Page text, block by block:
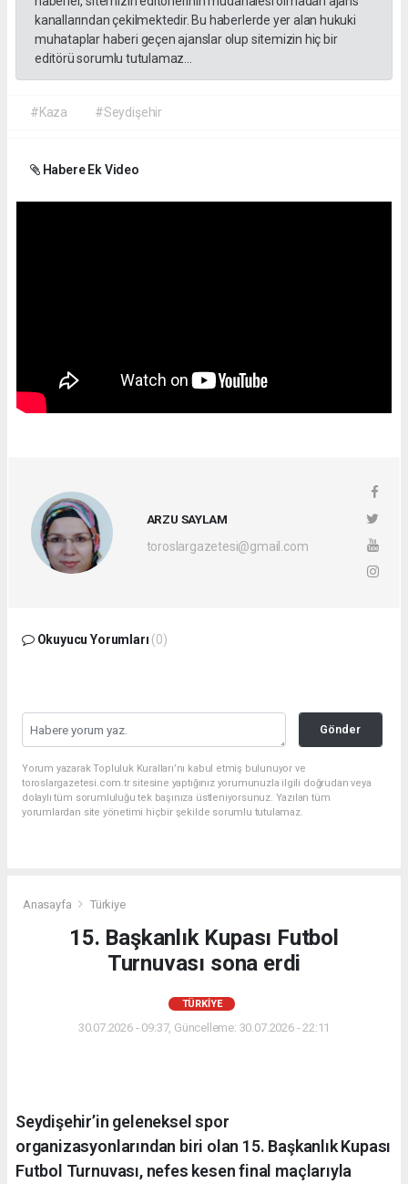
kanallarından çekilmektedir. Bu haberlerde yer alan hukuki
muhataplar haberi geçen ajanslar olup sitemizin hiç bir
editörü sorumlu tutulamaz...
#Kaza #Seydişehir
Habere Ek Video
ARZU SAYLAM
toroslargazetesi@gmail.com
Okuyucu Yorumları (0)
Gönder
Yorum yazarak Topluluk Kuralları’nı kabul etmiş bulunuyor ve
toroslargazetesi.com.tr sitesine yaptığınız yorumunuzla ilgili doğrudan veya
dolaylı tüm sorumluluğu tek başınıza üstleniyorsunuz. Yazılan tüm
yorumlardan site yönetimi hiçbir şekilde sorumlu tutulamaz.
Anasayfa Türkiye
15. Başkanlık Kupası Futbol
Turnuvası sona erdi
TÜRKIYE
30.07.2026 - 09:37, Güncelleme: 30.07.2026 - 22:11
Seydişehir’in geleneksel spor
organizasyonlarından biri olan 15. Başkanlık Kupası
Futbol Turnuvası, nefes kesen final maçlarıyla